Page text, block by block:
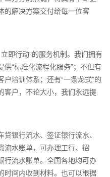
的解决方案交付给每一位客
即行动“的服务机制。我们拥有
“标准化流程化服务”；不但有
培训体系；还有“一条龙式”的
客户，不论大小，我们永远提
银行流水、签证银行流水、
流水账单，可办理工行、招
行流水账单。全国各地均可办
时间内收到材料。也可以根据